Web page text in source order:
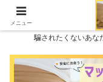
騙されたくないあな
メニュー